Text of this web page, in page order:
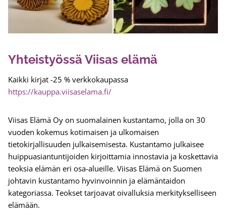
Yhteistyössä Viisas elämä
Kaikki kirjat -25 % verkkokaupassa
https://kauppa.viisaselama.fi/
Viisas Elämä Oy on suomalainen kustantamo, jolla on 30
vuoden kokemus kotimaisen ja ulkomaisen
tietokirjallisuuden julkaisemisesta. Kustantamo julkaisee
huippuasiantuntijoiden kirjoittamia innostavia ja koskettavia
teoksia elämän eri osa-alueille. Viisas Elämä on Suomen
johtavin kustantamo hyvinvoinnin ja elämäntaidon
kategoriassa. Teokset tarjoavat oivalluksia merkitykselliseen
elämään.